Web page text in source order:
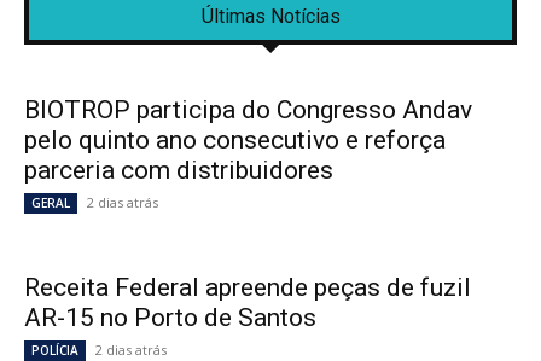
Últimas Notícias
BIOTROP participa do Congresso Andav
pelo quinto ano consecutivo e reforça
parceria com distribuidores
GERAL 2 dias atrás
Receita Federal apreende peças de fuzil
AR-15 no Porto de Santos
POLÍCIA 2 dias atrás